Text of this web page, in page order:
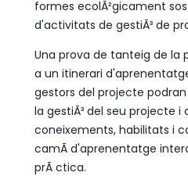
formes ecolÃ²gicament
d'activitats de gestiÃ³ de
Una prova de tanteig de la
a un itinerari
gestors del projecte
la gestiÃ³ del seu projecte i
coneixements, habilitats i
camÃ­ d'aprenentatge
prÃ ctica.